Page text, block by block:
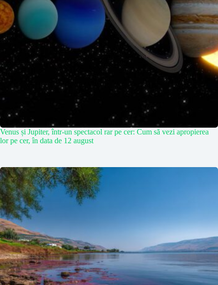
Venus și Jupiter, într-un spectacol rar pe cer: Cum să vezi apropierea
lor pe cer, în data de 12 august